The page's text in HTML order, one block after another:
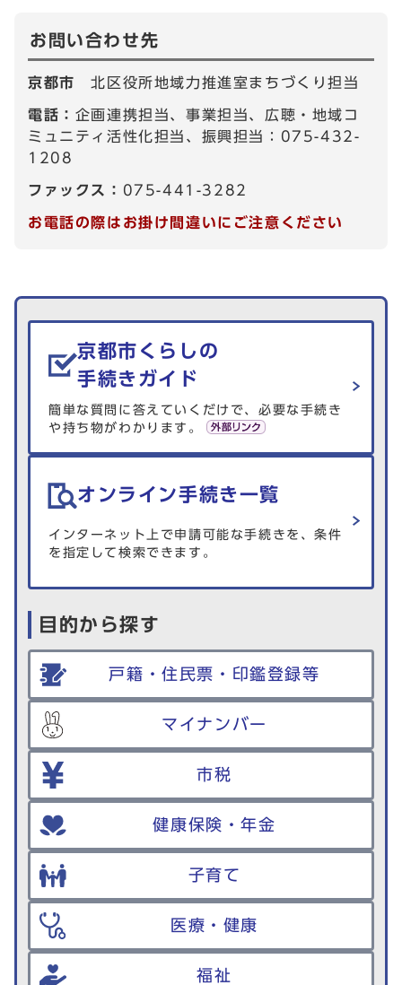
お問い合わせ先
京都市北区役所地域力推進室まちづくり担当
電話： 企画連携担当、事業担当、広聴・地域コ
ミュニティ活性化担当、振興担当：075-432-
1208
ファックス： 075-441-3282
お電話の際はお掛け間違いにご注意ください
生活情報を探す
京都市くらしの
手続きガイド
簡単な質問に答えていくだけで、必要な手続き
や持ち物がわかります。
オンライン手続き一覧
インターネット上で申請可能な手続きを、条件
を指定して検索できます。
目的から探す
戸籍・住民票・印鑑登録等
マイナンバー
市税
健康保険・年金
子育て
医療・健康
福祉